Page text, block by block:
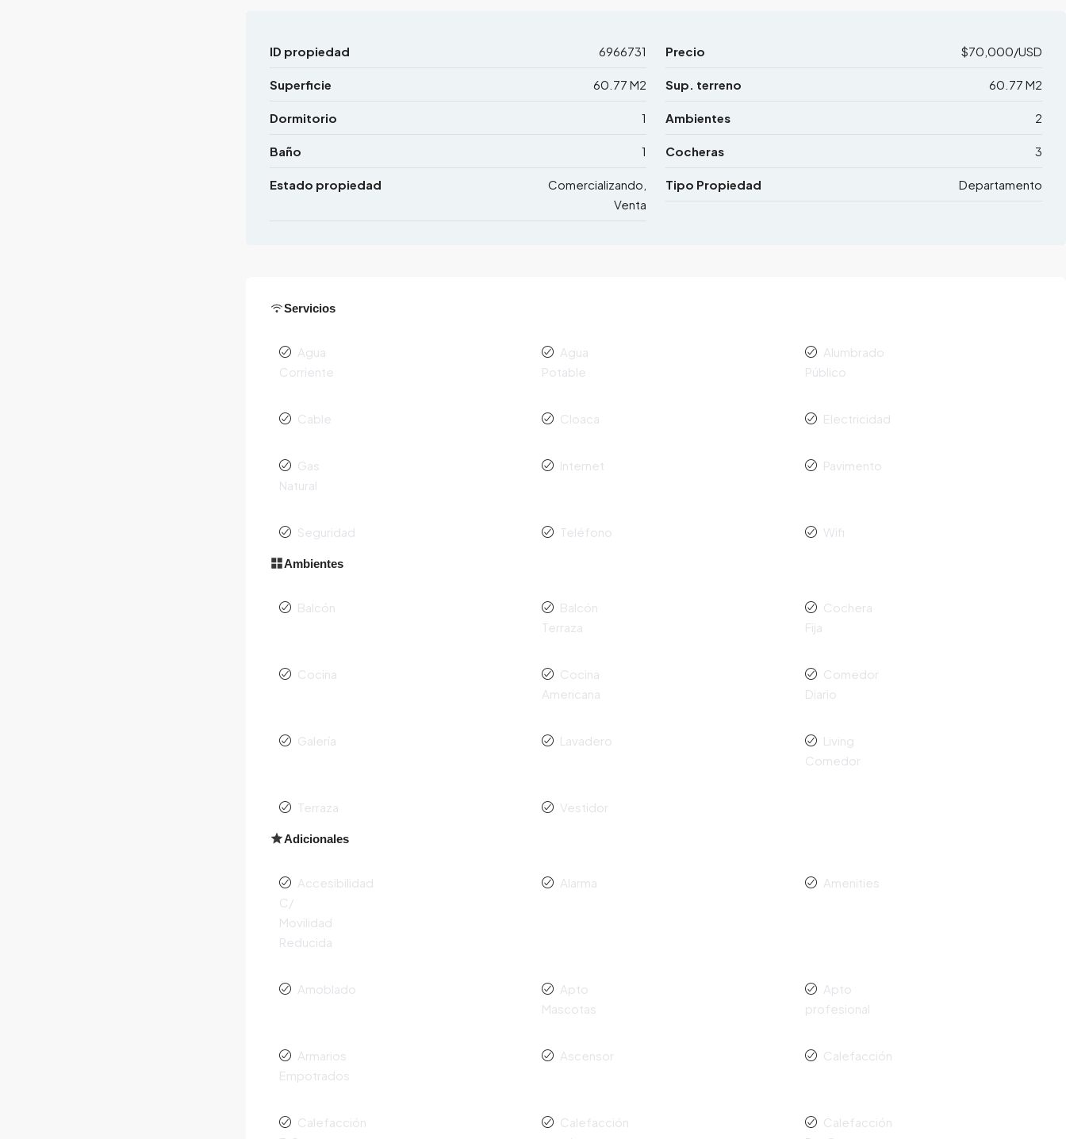
ID propiedad 6966731 Precio $70,000/USD
Superficie 60.77 M2 Sup. terreno 60.77 M2
Dormitorio 1 Ambientes 2
Baño 1 Cocheras 3
Estado propiedad
Comercializando,
Venta
Tipo Propiedad Departamento
Servicios
Agua
Corriente
Agua
Potable
Alumbrado
Público
Cable Cloaca Electricidad
Gas
Natural
Internet Pavimento
Seguridad Teléfono Wifi
Ambientes
Balcón
Balcón
Terraza
Cochera
Fija
Cocina
Cocina
Americana
Comedor
Diario
Galería Lavadero
Living
Comedor
Terraza Vestidor
Adicionales
Accesibilidad
C/
Movilidad
Reducida
Alarma Amenities
Amoblado
Apto
Mascotas
Apto
profesional
Armarios
Empotrados
Ascensor Calefacción
Calefacción
Calefacción
Calefacción